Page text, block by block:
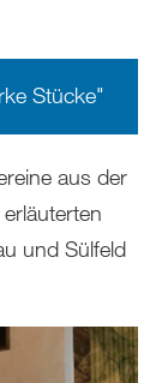
Stücke"
aus der
und Sülfeld